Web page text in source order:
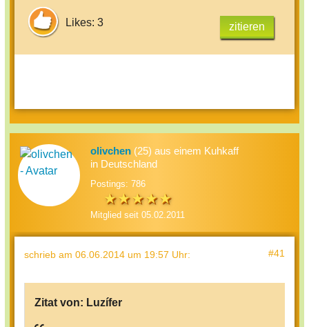
Likes: 3 zitieren
olivchen (25) aus einem Kuhkaff
in Deutschland
Postings: 786
Mitglied seit 05.02.2011
schrieb am 06.06.2014 um 19:57 Uhr: #41
Zitat von: Luzífer